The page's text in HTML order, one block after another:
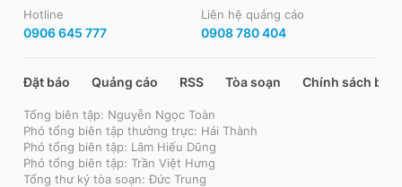
Hotline
0906 645 777
Liên hệ quảng cáo
0908 780 404
Đặt báo Quảng cáo RSS Tòa soạn Chính sách bảo
Tổng biên tập: Nguyễn Ngọc Toàn
Phó tổng biên tập thường trực: Hải Thành
Phó tổng biên tập: Lâm Hiếu Dũng
Phó tổng biên tập: Trần Việt Hưng
Tổng thư ký tòa soạn: Đức Trung